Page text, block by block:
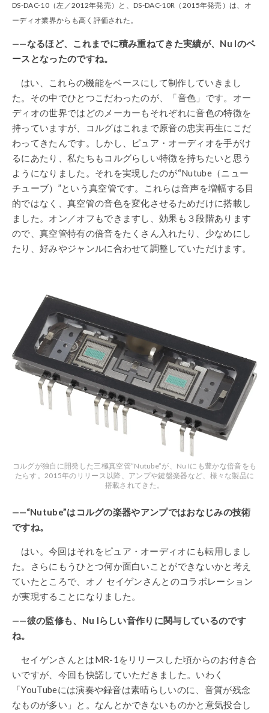
DS-DAC-10（左／2012年発売）と、DS-DAC-10R（2015年発売）は、オ
ーディオ業界からも高く評価された。
——なるほど、 これまでに積み重ねてきた実績が、Nu Iのベ
ースとなったのですね。
はい、これらの機能をベースにして制作していきまし
た。その中でひとつこだわったのが、「音色」です。オー
ディオの世界ではどのメーカーもそれぞれに音色の特徴を
持っていますが、コルグはこれまで原音の忠実再生にこだ
わってきたんです。しかし、ピュア・オーディオを手がけ
るにあたり、私たちもコルグらしい特徴を持ちたいと思う
ようになりました。それを実現したのが“Nutube（ニュー
チューブ）”という真空管です。これらは音声を増幅する目
的ではなく、真空管の音色を変化させるためだけに搭載し
ました。オン／オフもできますし、効果も３段階あります
ので、真空管特有の倍音をたくさん入れたり、少なめにし
たり、好みやジャンルに合わせて調整していただけます。
コルグが独自に開発した三極真空管”Nutube”が、Nu Iにも豊かな倍音をも
たらす。2015年のリリース以降、アンプや鍵盤楽器など、様々な製品に
搭載されてきた。
——“Nutube”はコルグの楽器やアンプではおなじみの技術
ですね。
はい。今回はそれをピュア・オーディオにも転用しまし
た。さらにもうひとつ何か面白いことができないかと考え
ていたところで、オノ セイゲンさんとのコラボレーション
が実現することになりました。
——彼の監修も、Nu Iらしい音作りに関与しているのです
ね。
セイゲンさんとはMR-1をリリースした頃からのお付き合
いですが、今回も快諾していただきました。いわく
「YouTubeには演奏や録音は素晴らしいのに、音質が残念
なものが多い」と。なんとかできないものかと意気投合し